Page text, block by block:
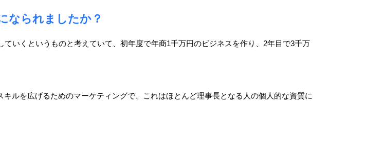
なられましたか？
いくというものと考えていて、初年度で年商1千万円のビジネスを作り、2年目で3千万
ルを広げるためのマーケティングで、これはほとんど理事長となる人の個人的な資質に